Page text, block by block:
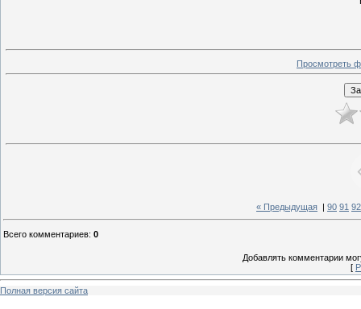
Просмотреть
« Предыдущая 90 91 92
Всего комментариев: 0
Добавлять комментарии
[
Полная версия сайта